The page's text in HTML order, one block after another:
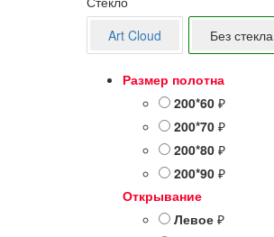
Art Cloud
Без стекла
Размер полотна
200*60 ₽
200*70 ₽
200*80 ₽
200*90 ₽
Открывание
Левое ₽